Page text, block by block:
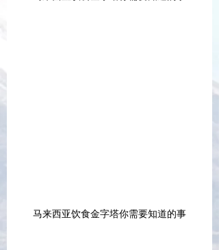
马来西亚饮食金字塔你需要知道的事